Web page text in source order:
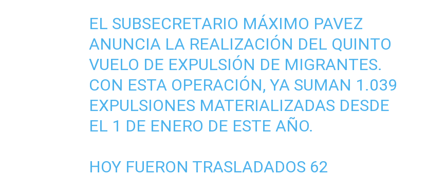
EL SUBSECRETARIO MÁXIMO PAVEZ
ANUNCIA LA REALIZACIÓN DEL QUINTO
VUELO DE EXPULSIÓN DE MIGRANTES.
CON ESTA OPERACIÓN, YA SUMAN 1.039
EXPULSIONES MATERIALIZADAS DESDE
EL 1 DE ENERO DE ESTE AÑO.
HOY FUERON TRASLADADOS 62